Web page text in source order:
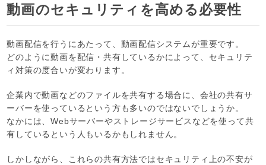
動画のセキュリティを高める必要性
動画配信を行うにあたって、動画配信システムが重要です。
どのように動画を配信・共有しているかによって、セキュリテ
ィ対策の度合いが変わります。
企業内で動画などのファイルを共有する場合に、会社の共有サ
ーバーを使っているという方も多いのではないでしょうか。
なかには、Webサーバーやストレージサービスなどを使って共
有しているという人もいるかもしれません。
しかしながら、これらの共有方法ではセキュリティ上の不安が